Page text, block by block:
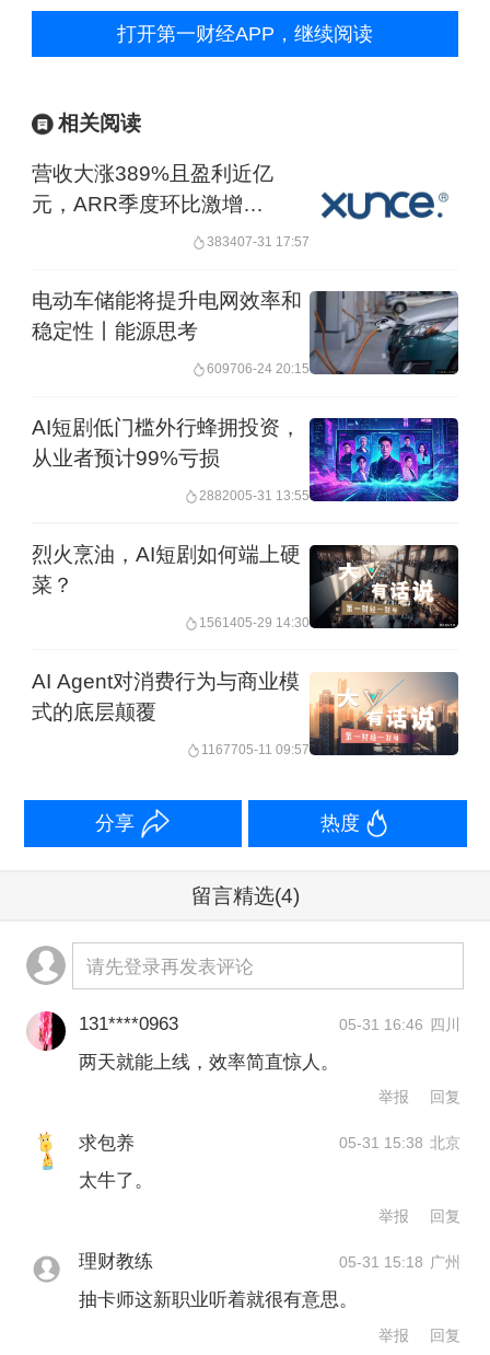
AI短剧的爆火，追根溯源绕不开漫剧
（动画和漫画视频作品,记者注）。
在AI漫剧行业里，“酱油”比黄浩楠的本名
更响亮。
员、搬运工、贴膜、卖手机、修电脑，
后来开始在网吧写网文小说。多年网文
成了敏锐嗅觉。
2024年底，他注意到一部动态漫在抖音
端突然爆火，而其内容方向，恰好与自
己熟悉的网文风格高度重合。但传统动
态漫成本很高，每分钟制作费用接近
人短剧。就在此时，AI视频模型能力开
始快速迭代，他产生了一个念头：“能不
能用AI做？”
随后，酱油迅速组建团队，尝试了当时
几乎所有主流AI视频工具，最终推出了
首部AI漫剧《代管截教，忽悠出了一堆
但最终播放量超过3000万，毛利率达到
70%以上，净收益接近30万元。
打开第一财经APP，继续阅读
相关阅读
营收大涨389%且盈利近亿
元，ARR季度环比激增
410%！迅策科技迎来指数级
383407-31 17:57
电动车储能将提升电网效率和
稳定性丨能源思考
609706-24 20:15
AI短剧低门槛外行蜂拥投资，
从业者预计99%亏损
2882005-31 13:55
烈火烹油，AI短剧如何端上硬
菜？
1561405-29 14:30
AI Agent对消费行为与商业模
式的底层颠覆
1167705-11 09:57
分享 热度
留言精选(4)
请先登录再发表评论
131****0963 05-31 16:46 四川
两天就能上线，效率简直惊人。
举报 回复
求包养 05-31 15:38 北京
太牛了。
举报 回复
理财教练 05-31 15:18 广州
抽卡师这新职业听着就很有意思。
举报 回复